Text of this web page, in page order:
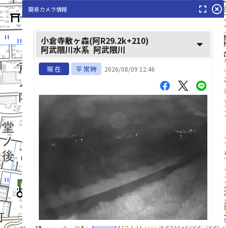
簡易カメラ情報 fullscreen highlight_off
小倉寺敷ヶ森(阿R29.2k+210)
阿武隈川水系 阿武隈川 arrow_drop_down
現在 平常時 2026/08/09 12:46